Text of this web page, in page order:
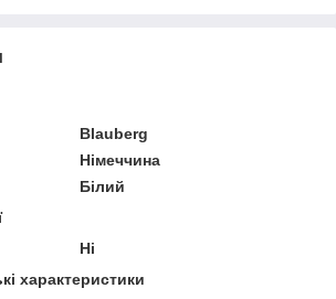
Blauberg
Німеччина
Білий
Ні
характеристики